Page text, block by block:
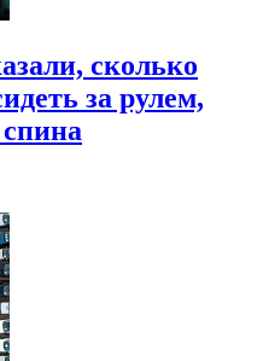
сколько
за рулем,